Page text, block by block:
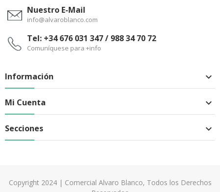
Nuestro E-Mail
info@alvaroblanco.com
Tel: +34 676 031 347 / 988 34 70 72
Comuníquese para +info
Información 
Mi Cuenta 
Secciones 
Copyright 2024 | Comercial Alvaro Blanco, Todos los Derechos